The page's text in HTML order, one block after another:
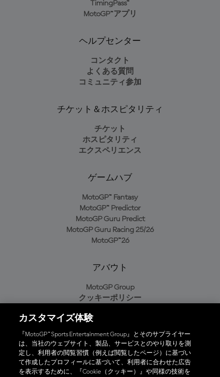
TimingPass™
MotoGP™アプリ
ヘルプセンター
コンタクト
よくある質問
コミュニティ参加
チケット＆ホスピタリティ
チケット
ホスピタリティ
エクスペリエンス
ゲームハブ
MotoGP™ Fantasy
MotoGP™ Predictor
MotoGP Guru Predict
MotoGP Guru Racing 25/26
MotoGP™26
アバウト
MotoGP Group
クッキーポリシー
プライバシーポリシー
購入ポリシー
オフィシャルアプリ
カスタマイズ体験
『MotoGP™ Sports Entertainment Group』とそのサプライヤー
は、当社のウェブサイト、製品、サービスとのやり取りを測
定し、利用者の閲覧習慣（例えば閲覧したページ）に基づい
て作成したプロフィールに基づいて、利用者に合わせた広告
を表示するために、『Cookie（クッキー）』や同様の技術を